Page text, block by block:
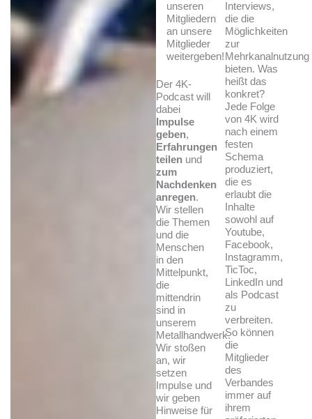
unseren
Mitgliedern
an unsere
Mitglieder
weitergeben!
Der 4K-
Podcast will
dabei
Impulse
geben,
Erfahrungen
teilen und
zum
Nachdenken
anregen.
Wir stellen
die Themen
und die
Menschen
in den
Mittelpunkt,
die
mittendrin
sind in
unserem
Metallhandwerk.
Wir stoßen
an, wir
setzen
Impulse und
wir geben
Hinweise für
Interviews,
die die
Möglichkeiten
zur
Mehrkanalnutzung
bieten. Was
heißt das
konkret?
Jede Folge
von 4K wird
nach einem
festen
Schema
produziert,
die es
erlaubt die
Inhalte
sowohl auf
Youtube,
Facebook,
Instagramm,
TicToc,
LinkedIn und
als Podcast
zu
verbreiten.
So können
die
Mitglieder
des
Verbandes
immer auf
ihrem